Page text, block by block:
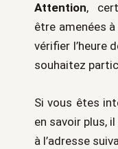
Attention,
être amenées
vérifier l’heure
souhaitez
Si vous êtes
en savoir plus,
à l’adresse